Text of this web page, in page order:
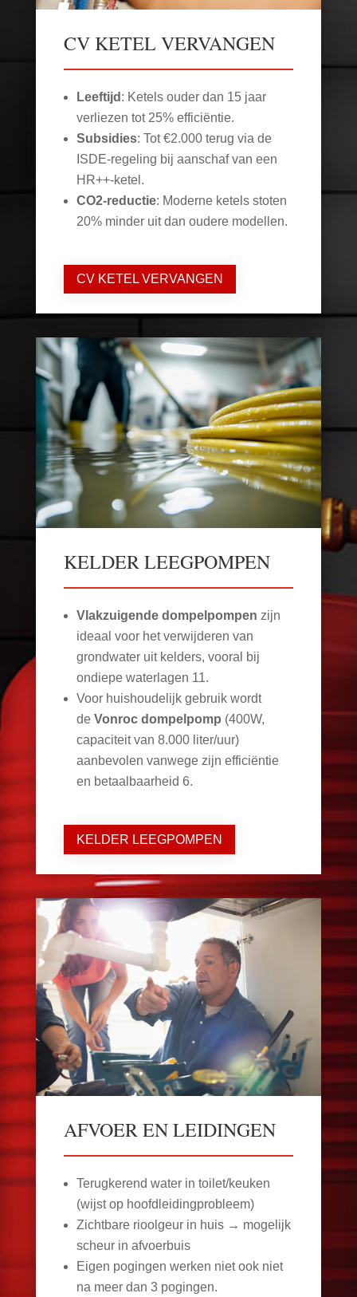
CV KETEL VERVANGEN
Leeftijd : Ketels ouder dan 15 jaar
verliezen tot 25% efficiëntie.
Subsidies: Tot €2.000 terug via de
ISDE-regeling bij aanschaf van een
HR++-ketel.
CO2-reductie: Moderne ketels stoten
20% minder uit dan oudere modellen.
CV KETEL VERVANGEN
KELDER LEEGPOMPEN
Vlakzuigende dompelpompen zijn
ideaal voor het verwijderen van
grondwater uit kelders, vooral bij
ondiepe waterlagen 11.
Voor huishoudelijk gebruik wordt
de Vonroc dompelpomp (400W,
capaciteit van 8.000 liter/uur)
aanbevolen vanwege zijn efficiëntie
en betaalbaarheid 6.
KELDER LEEGPOMPEN
AFVOER EN LEIDINGEN
Terugkerend water in toilet/keuken
(wijst op hoofdleidingprobleem)
Zichtbare rioolgeur in huis → mogelijk
scheur in afvoerbuis
Eigen pogingen werken niet ook niet
na meer dan 3 pogingen.